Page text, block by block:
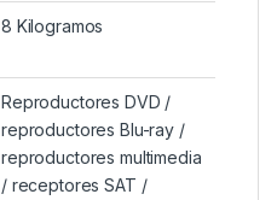
‎8 Kilogramos
‎Reproductores DVD /
reproductores Blu-ray /
reproductores multimedia
/ receptores SAT /